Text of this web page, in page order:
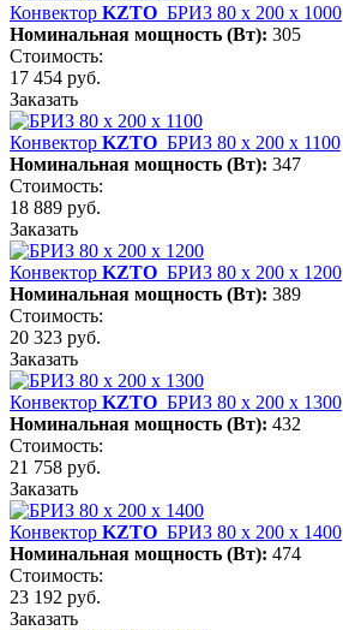
Конвектор KZTO БРИЗ 80 х 200 х 1000
Номинальная мощность (Вт): 305
Стоимость:
17 454 руб.
Заказать
Конвектор KZTO БРИЗ 80 х 200 х 1100
Номинальная мощность (Вт): 347
Стоимость:
18 889 руб.
Заказать
Конвектор KZTO БРИЗ 80 х 200 х 1200
Номинальная мощность (Вт): 389
Стоимость:
20 323 руб.
Заказать
Конвектор KZTO БРИЗ 80 х 200 х 1300
Номинальная мощность (Вт): 432
Стоимость:
21 758 руб.
Заказать
Конвектор KZTO БРИЗ 80 х 200 х 1400
Номинальная мощность (Вт): 474
Стоимость:
23 192 руб.
Заказать